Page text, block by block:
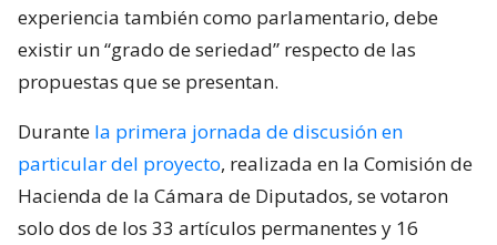
experiencia también como parlamentario, debe
existir un “grado de seriedad” respecto de las
propuestas que se presentan.
Durante la primera jornada de discusión en
particular del proyecto, realizada en la Comisión de
Hacienda de la Cámara de Diputados, se votaron
solo dos de los 33 artículos permanentes y 16